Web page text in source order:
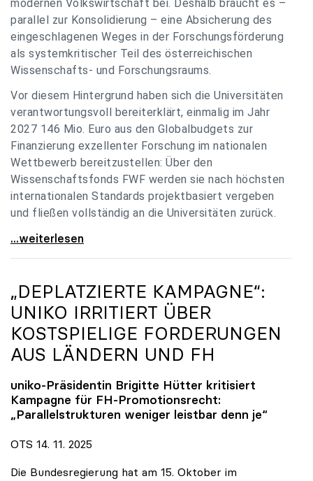
modernen Volkswirtschaft bei. Deshalb braucht es –
parallel zur Konsolidierung – eine Absicherung des
eingeschlagenen Weges in der Forschungsförderung
als systemkritischer Teil des österreichischen
Wissenschafts- und Forschungsraums.
Vor diesem Hintergrund haben sich die Universitäten
verantwortungsvoll bereiterklärt, einmalig im Jahr
2027 146 Mio. Euro aus den Globalbudgets zur
Finanzierung exzellenter Forschung im nationalen
Wettbewerb bereitzustellen: Über den
Wissenschaftsfonds FWF werden sie nach höchsten
internationalen Standards projektbasiert vergeben
und fließen vollständig an die Universitäten zurück.
Gemeinsam für einen starken Wissenschafts- und
...weiterlesen
„DEPLATZIERTE KAMPAGNE“:
UNIKO IRRITIERT ÜBER
KOSTSPIELIGE FORDERUNGEN
AUS LÄNDERN UND FH
uniko-Präsidentin Brigitte Hütter kritisiert
Kampagne für FH-Promotionsrecht:
„Parallelstrukturen weniger leistbar denn je“
OTS 14. 11. 2025
Die Bundesregierung hat am 15. Oktober im